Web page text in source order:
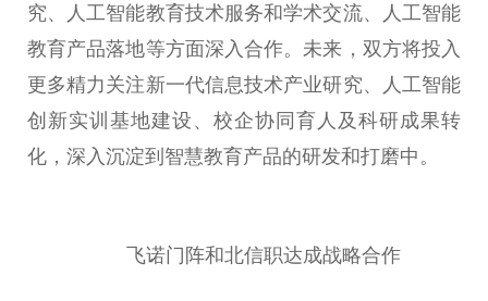
究、人工智能教育技术服务和学术交流、人工智能
教育产品落地等方面深入合作。未来，双方将投入
更多精力关注新一代信息技术产业研究、人工智能
创新实训基地建设、校企协同育人及科研成果转
化，深入沉淀到智慧教育产品的研发和打磨中。
飞诺门阵和北信职达成战略合作